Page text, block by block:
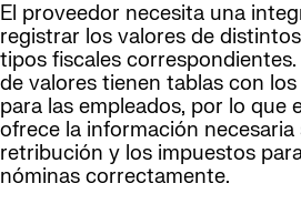
El proveedor necesita una
registrar los valores de
tipos fiscales
de valores tienen tablas con
para las empleados, por lo que
ofrece la información necesaria
retribución y los impuestos
nóminas correctamente.